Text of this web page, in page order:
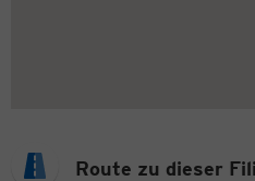
Route zu dieser